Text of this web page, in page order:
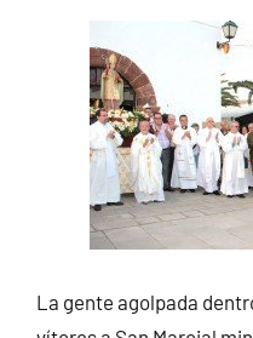
La gente agolpada